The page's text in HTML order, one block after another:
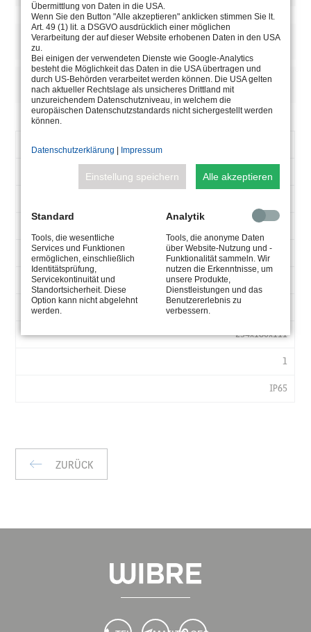
BESCHREIBUNG
HINWEISE/OPTIONEN
MA
DC
°C
254x180x111
1
IP65
ZURÜCK
Übermittlung von Daten in die USA.
Wenn Sie den Button "Alle akzeptieren" anklicken stimmen Sie lt.
Art. 49 (1) lit. a DSGVO ausdrücklich einer möglichen
Verarbeitung der auf dieser Website erhobenen Daten in den USA
zu.
Bei einigen der verwendeten Dienste wie Google-Analytics
besteht die Möglichkeit das Daten in die USA übertragen und
durch US-Behörden verarbeitet werden können. Die USA gelten
nach aktueller Rechtslage als unsicheres Drittland mit
unzureichendem Datenschutzniveau, in welchem die
europäischen Datenschutzstandards nicht sichergestellt werden
können.
Datenschutzerklärung | Impressum
Einstellung speichern Alle akzeptieren
Standard
Tools, die wesentliche
Services und Funktionen
ermöglichen, einschließlich
Identitätsprüfung,
Servicekontinuität und
Standortsicherheit. Diese
Option kann nicht abgelehnt
werden.
Analytik
Tools, die anonyme Daten
über Website-Nutzung und -
Funktionalität sammeln. Wir
nutzen die Erkenntnisse, um
unsere Produkte,
Dienstleistungen und das
Benutzererlebnis zu
verbessern.